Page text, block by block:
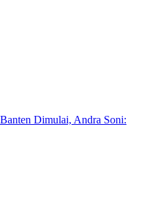
Dimulai, Andra Soni: